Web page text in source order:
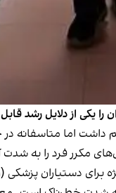
یکی از دلایل رشد
اما متاسفانه
مکرر فرد را به‌
برای دستیاران